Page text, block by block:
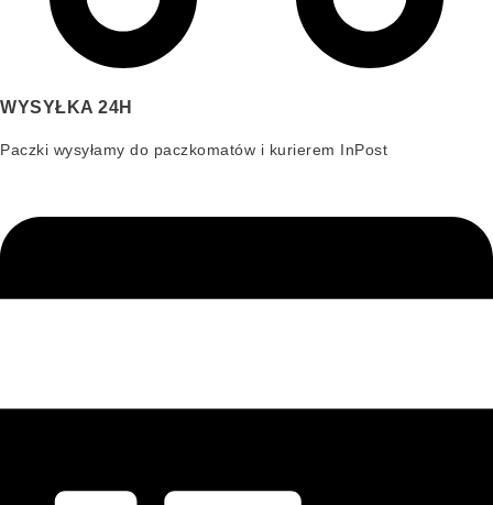
WYSYŁKA 24H
Paczki wysyłamy do paczkomatów i kurierem InPost